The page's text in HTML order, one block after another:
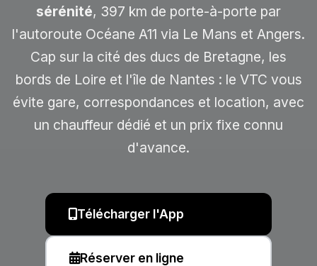
sérénité, 397 km de porte-à-porte par
l'autoroute Océane A11 via Le Mans et Angers.
Cap sur la cité des ducs de Bretagne, les
bords de Loire et l'île de Nantes : le VTC vous
évite gare, correspondances et location, avec
un chauffeur dédié et un prix fixe connu
d'avance.
Télécharger l'App
Réserver en ligne